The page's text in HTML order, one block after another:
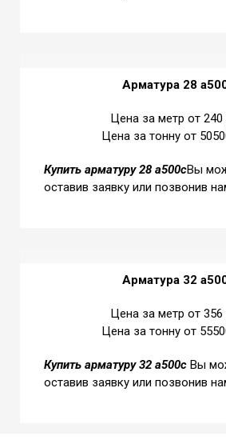
Арматура 28
Цена за метр от 240
Цена за тонну от
Купить арматуру 28 а500сВы
оставив заявку или позвонив
Арматура 32
Цена за метр от 356
Цена за тонну от
Купить арматуру 32 а500с Вы
оставив заявку или позвонив